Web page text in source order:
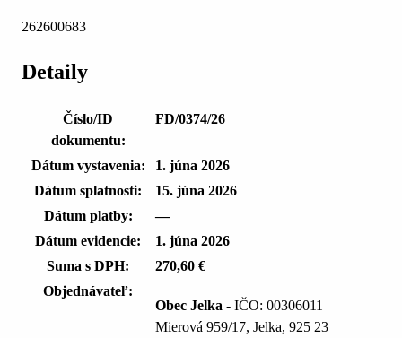
262600683
Detaily
Číslo/ID
dokumentu:
FD/0374/26
Dátum vystavenia:
1. júna 2026
Dátum splatnosti:
15. júna 2026
Dátum platby:
—
Dátum evidencie:
1. júna 2026
Suma s DPH:
270,60 €
Objednávateľ:
Obec Jelka - IČO: 00306011
Mierová 959/17, Jelka, 925 23